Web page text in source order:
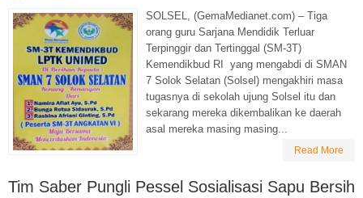
SOLSEL, (GemaMedianet.com) – Tiga
orang guru Sarjana Mendidik Terluar
Terpinggir dan Tertinggal (SM-3T)
Kemendikbud RI yang mengabdi di SMAN
7 Solok Selatan (Solsel) mengakhiri masa
tugasnya di sekolah ujung Solsel itu dan
sekarang mereka dikembalikan ke daerah
asal mereka masing masing...
Read More
Tim Saber Pungli Pessel Sosialisasi Sapu Bersih